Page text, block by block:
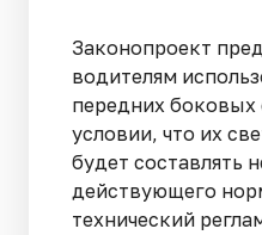
Законопроект
водителям
передних боковых
условии, что их
будет составлять
действующего
технический